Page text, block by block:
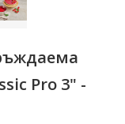
Pro 3" -